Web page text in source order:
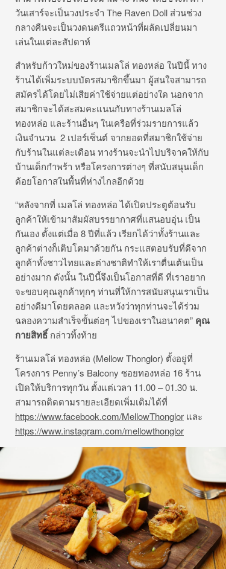
วันเสาร์จะเป็นวงประจำ The Raven Doll ส่วนช่วง
กลางคืนจะเป็นวงดนตรีแถวหน้าที่ผลัดเปลี่ยนมา
เล่นในแต่ละสัปดาห์
สำหรับก้าวใหม่ของร้านเมลโล่ ทองหล่อ ในปีนี้ ทาง
ร้านได้เพิ่มระบบบัตรสมาชิกขึ้นมา ผู้สนใจสามารถ
สมัครได้โดยไม่เสียค่าใช้จ่ายแต่อย่างใด นอกจาก
สมาชิกจะได้สะสมคะแนนกับทางร้านเมลโล่
ทองหล่อ และร้านอื่นๆ ในเครือที่ร่วมรายการแล้ว
เงินจำนวน 2 เปอร์เซ็นต์ จากยอดที่สมาชิกใช้จ่าย
กับร้านในแต่ละเดือน ทางร้านจะนำไปบริจาคให้กับ
บ้านเด็กกำพร้า หรือโครงการต่างๆ ที่สนับสนุนเด็ก
ด้อยโอกาสในพื้นที่ห่างไกลอีกด้วย
“หลังจากที่ เมลโล่ ทองหล่อ ได้เปิดประตูต้อนรับ
ลูกค้าให้เข้ามาสัมผัสบรรยากาศที่แสนอบอุ่น เป็น
กันเอง ตั้งแต่เมื่อ 8 ปีที่แล้ว เรียกได้ว่าทั้งร้านและ
ลูกค้าต่างก็เติบโตมาด้วยกัน กระแสตอบรับที่ดีจาก
ลูกค้าทั้งชาวไทยและต่างชาติทำให้เราตื่นเต้นเป็น
อย่างมาก ดังนั้น ในปีนี้จึงเป็นโอกาสที่ดี ที่เราอยาก
จะขอบคุณลูกค้าทุกๆ ท่านที่ให้การสนับสนุนเราเป็น
อย่างดีมาโดยตลอด และหวังว่าทุกท่านจะได้ร่วม
ฉลองความสำเร็จขั้นต่อๆ ไปของเราในอนาคต” คุณ
กายสิทธิ์ กล่าวทิ้งท้าย
ร้านเมลโล่ ทองหล่อ (Mellow Thonglor) ตั้งอยู่ที่
โครงการ Penny’s Balcony ซอยทองหล่อ 16 ร้าน
เปิดให้บริการทุกวัน ตั้งแต่เวลา 11.00 – 01.30 น.
สามารถติดตามรายละเอียดเพิ่มเติมได้ที่
https://www.facebook.com/MellowThonglor และ
https://www.instagram.com/mellowthonglor